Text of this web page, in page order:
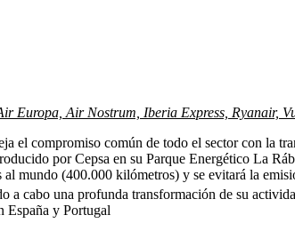
Europa, Air Nostrum, Iberia Express, Ryanair,
el compromiso común de todo el sector con la
por Cepsa en su Parque Energético La
mundo (400.000 kilómetros) y se evitará la
a cabo una profunda transformación de su
España y Portugal